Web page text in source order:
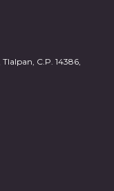
C.P. 14386,